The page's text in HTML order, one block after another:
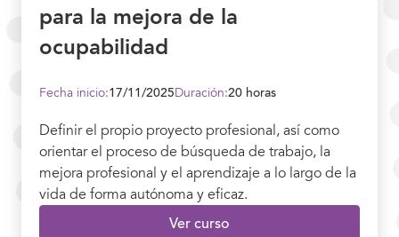
para la mejora de la
ocupabilidad
Fecha inicio:17/11/2025Duración:20 horas
Definir el propio proyecto profesional, así como
orientar el proceso de búsqueda de trabajo, la
mejora profesional y el aprendizaje a lo largo de la
vida de forma autónoma y eficaz.
Ver curso